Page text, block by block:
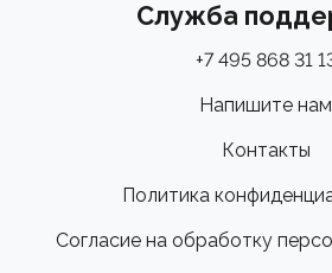
Служба
+7 495 868 31
Напишите нам
Контакты
Политика
Согласие на обработку